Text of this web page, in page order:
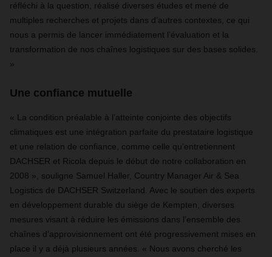
réfléchi à la question, réalisé diverses études et mené de
multiples recherches et projets dans d’autres contextes, ce qui
nous a permis de lancer immédiatement l’évaluation et la
transformation de nos chaînes logistiques sur des bases solides.
»
Une confiance mutuelle
« La condition préalable à l’atteinte conjointe des objectifs
climatiques est une intégration parfaite du prestataire logistique
et une relation de confiance, comme celle qu’entretiennent
DACHSER et Ricola depuis le début de notre collaboration en
2008 », souligne Samuel Haller, Country Manager Air & Sea
Logistics de DACHSER Switzerland. Avec le soutien des experts
en développement durable du siège de Kempten, diverses
mesures visant à réduire les émissions dans l’ensemble des
chaînes d’approvisionnement ont été progressivement mises en
place il y a déjà plusieurs années. « Nous avons cherché les